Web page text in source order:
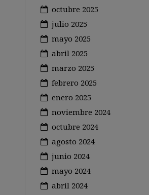
octubre 2025
julio 2025
mayo 2025
abril 2025
marzo 2025
febrero 2025
enero 2025
noviembre 2024
octubre 2024
agosto 2024
junio 2024
mayo 2024
abril 2024